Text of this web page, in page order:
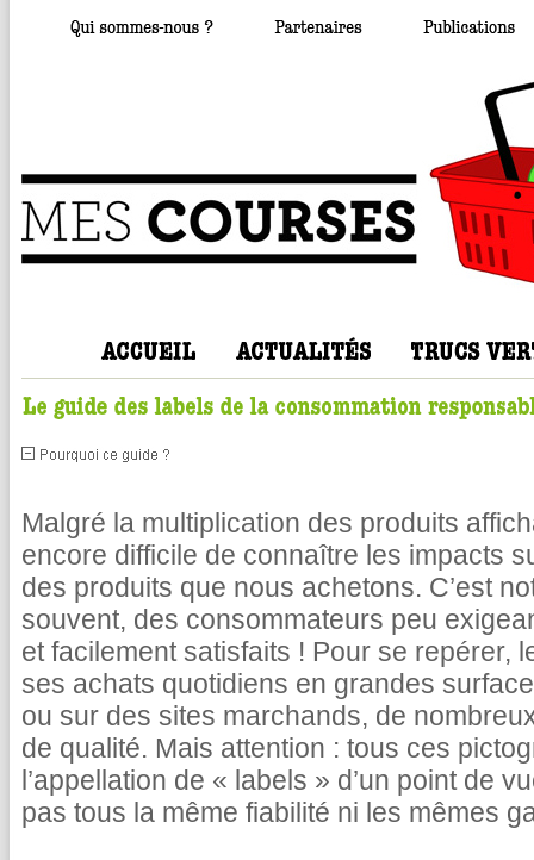
Malgré la multiplication des produits
encore difficile de connaître les impacts
des produits que nous achetons. C’est
souvent, des consommateurs peu
et facilement satisfaits ! Pour se repérer,
ses achats quotidiens en grandes
ou sur des sites marchands, de
de qualité. Mais attention : tous ces
l’appellation de « labels » d’un point de
pas tous la même fiabilité ni les mêmes